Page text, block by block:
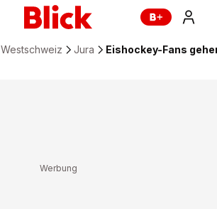
Westschweiz Jura Eishockey-Fans